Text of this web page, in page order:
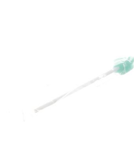
aan te passen.